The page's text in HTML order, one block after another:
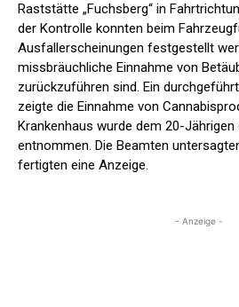
Raststätte „Fuchsberg“ in
der Kontrolle konnten beim
Ausfallerscheinungen festgestellt
missbräuchliche Einnahme von
zurückzuführen sind. Ein
zeigte die Einnahme von
Krankenhaus wurde dem 20-Jährigen
entnommen. Die Beamten
fertigten eine Anzeige.
- Anzeige -